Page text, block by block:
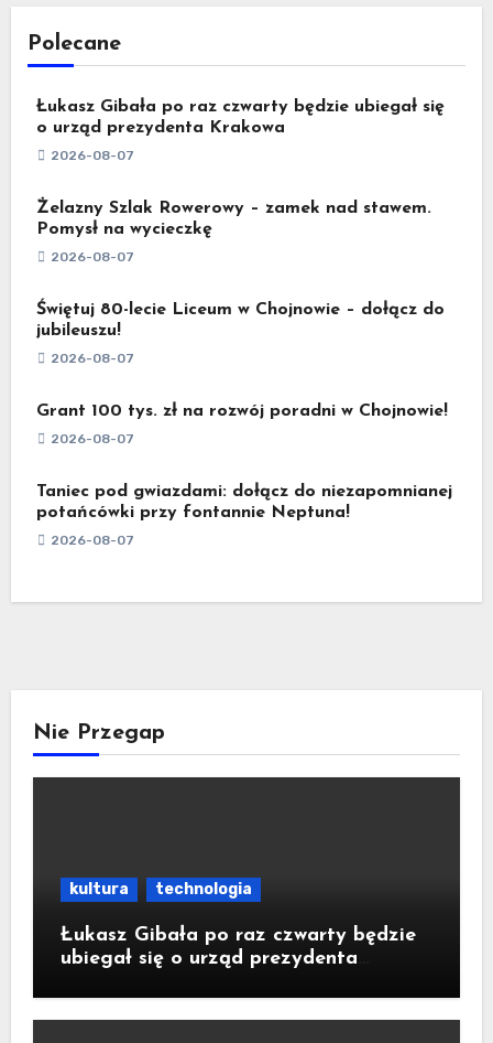
Polecane
Łukasz Gibała po raz czwarty będzie ubiegał się
o urząd prezydenta Krakowa
2026-08-07
Żelazny Szlak Rowerowy – zamek nad stawem.
Pomysł na wycieczkę
2026-08-07
Świętuj 80-lecie Liceum w Chojnowie – dołącz do
jubileuszu!
2026-08-07
Grant 100 tys. zł na rozwój poradni w Chojnowie!
2026-08-07
Taniec pod gwiazdami: dołącz do niezapomnianej
potańcówki przy fontannie Neptuna!
2026-08-07
Nie Przegap
kultura technologia
Łukasz Gibała po raz czwarty będzie
ubiegał się o urząd prezydenta